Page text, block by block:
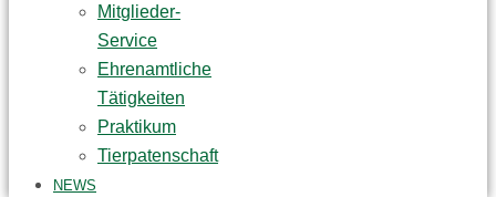
Mitglieder-
Service
Ehrenamtliche
Tätigkeiten
Praktikum
Tierpatenschaft
NEWS